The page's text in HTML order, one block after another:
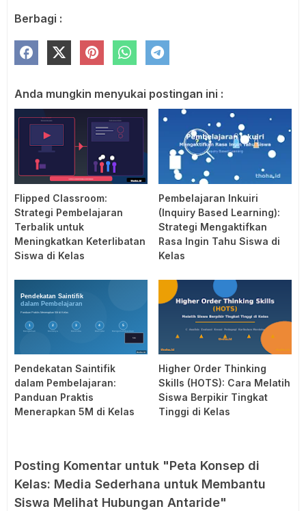
Berbagi :
Anda mungkin menyukai postingan ini :
Flipped Classroom:
Strategi Pembelajaran
Terbalik untuk
Meningkatkan Keterlibatan
Siswa di Kelas
Pembelajaran Inkuiri
(Inquiry Based Learning):
Strategi Mengaktifkan
Rasa Ingin Tahu Siswa di
Kelas
Pendekatan Saintifik
dalam Pembelajaran:
Panduan Praktis
Menerapkan 5M di Kelas
Higher Order Thinking
Skills (HOTS): Cara Melatih
Siswa Berpikir Tingkat
Tinggi di Kelas
Posting Komentar untuk "Peta Konsep di
Kelas: Media Sederhana untuk Membantu
Siswa Melihat Hubungan Antaride"